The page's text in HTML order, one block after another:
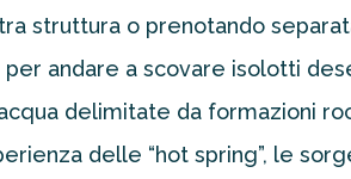
struttura o prenotando
andare a scovare isolotti
delimitate da formazioni
delle “hot spring”, le